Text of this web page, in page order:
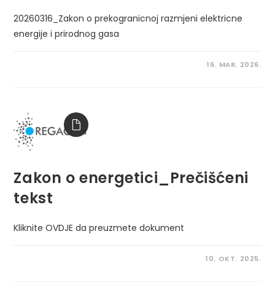
20260316_Zakon o prekogranicnoj razmjeni elektricne
energije i prirodnog gasa
16. MAR. 2026.
Zakon o energetici_Prečišćeni
tekst
Kliknite OVDJE da preuzmete dokument
10. OKT. 2025.